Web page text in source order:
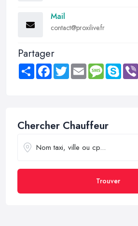
Mail
contact@proxilive.fr
Partager
Share FacebookTwitter Email MessageSkype
Chercher Chauffeur
Trouver